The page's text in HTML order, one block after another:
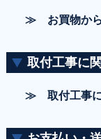
≫ お買物から
取付工事に
≫ 取付工事に